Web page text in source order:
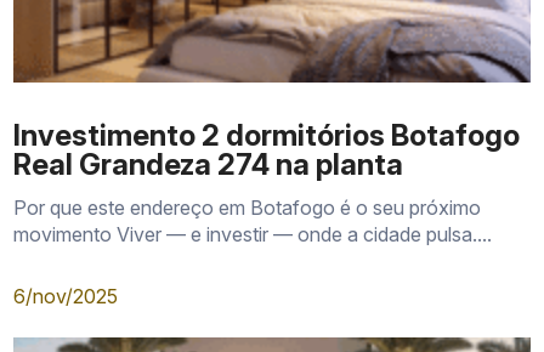
Investimento 2 dormitórios Botafogo
Real Grandeza 274 na planta
Por que este endereço em Botafogo é o seu próximo
movimento Viver — e investir — onde a cidade pulsa....
6/nov/2025